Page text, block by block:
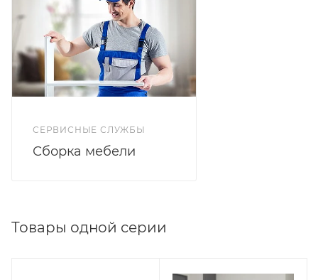
СЕРВИСНЫЕ СЛУЖБЫ
Сборка мебели
Товары одной серии